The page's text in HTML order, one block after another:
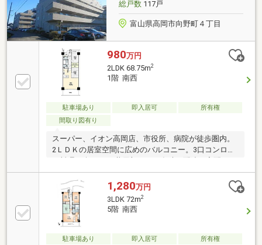
総戸数117戸
富山県高岡市向野町４丁目
980万円
2LDK 68.75m2
1階 南西
駐車場あり 即入居可
所有権
間取り図有り
スーパー、イオン高岡店、市役所、病院が徒歩圏内。
2ＬＤＫの居室空間に広めのバルコニー。3口コンロで
に防犯カメラ完備。広めのエントランスロビー。
1,280万円
3LDK 72m2
5階 南西
駐車場あり 即入居可
所有権